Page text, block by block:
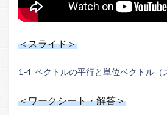
＜スライド＞
1-4_ベクトルの平行と単位ベクトル（
＜ワークシート・解答＞